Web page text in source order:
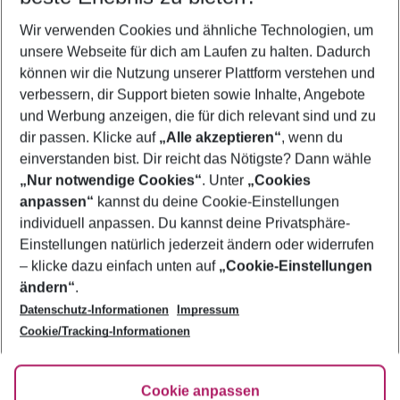
2 Erwachsene Keine Kinder
Mehr Filter anzeigen
Footer
Footer navigation
Über uns
AGB
Bestpreisgarantie
Cookie-Einstellungen ändern
Cookie-Richtlinie
Agenturbetreuung
Barrierefreies Reisen
FAQ
HanseMerkur Reiseversicherung
Folge uns
Wir verwenden Cookies und ähnliche Technologien, um
unsere Webseite für dich am Laufen zu halten. Dadurch
können wir die Nutzung unserer Plattform verstehen und
verbessern, dir Support bieten sowie Inhalte, Angebote
und Werbung anzeigen, die für dich relevant sind und zu
dir passen. Klicke auf „Alle akzeptieren“, wenn du
einverstanden bist. Dir reicht das Nötigste? Dann wähle
„Nur notwendige Cookies“. Unter „Cookies
anpassen“ kannst du deine Cookie-Einstellungen
individuell anpassen. Du kannst deine Privatsphäre-
Einstellungen natürlich jederzeit ändern oder widerrufen
– klicke dazu einfach unten auf „Cookie-Einstellungen
ändern“.
Datenschutz-Informationen
Impressum
Cookie/Tracking-Informationen
Cookie anpassen